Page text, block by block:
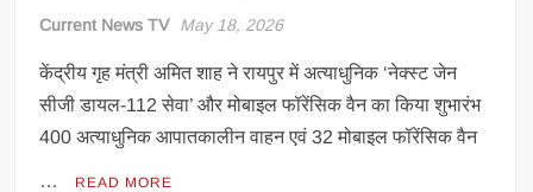
Current News TV May 18, 2026
केंद्रीय गृह मंत्री अमित शाह ने रायपुर में अत्याधुनिक ‘नेक्स्ट जेन
सीजी डायल-112 सेवा’ और मोबाइल फॉरेंसिक वैन का किया शुभारंभ
400 अत्याधुनिक आपातकालीन वाहन एवं 32 मोबाइल फॉरेंसिक वैन
… READ MORE